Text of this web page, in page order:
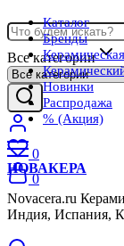
Все категории
0
0
Каталог
Бренды
Новинки
Распродажа
% (Акция)
НОВАКЕРА
Novacera.ru
Индия, Испания,